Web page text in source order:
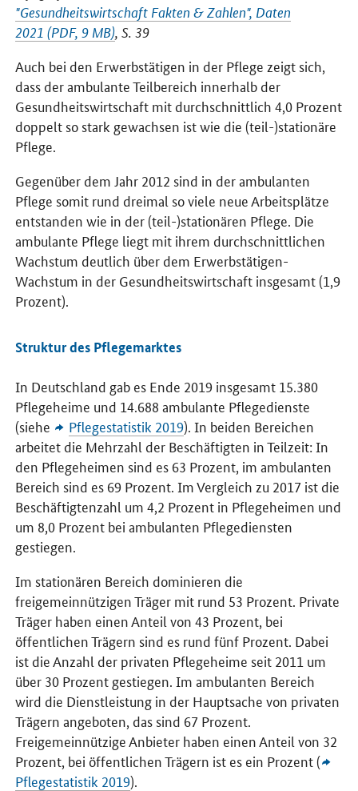
"Gesundheitswirtschaft Fakten & Zahlen", Daten
2021 (PDF, 9 MB) , S. 39
Auch bei den Erwerbstätigen in der Pflege zeigt sich,
dass der ambulante Teilbereich innerhalb der
Gesundheitswirtschaft mit durchschnittlich 4,0 Prozent
doppelt so stark gewachsen ist wie die (teil-)stationäre
Pflege.
Gegenüber dem Jahr 2012 sind in der ambulanten
Pflege somit rund dreimal so viele neue Arbeitsplätze
entstanden wie in der (teil-)stationären Pflege. Die
ambulante Pflege liegt mit ihrem durchschnittlichen
Wachstum deutlich über dem Erwerbstätigen-
Wachstum in der Gesundheitswirtschaft insgesamt (1,9
Prozent).
Struktur des Pflegemarktes
In Deutschland gab es Ende 2019 insgesamt 15.380
Pflegeheime und 14.688 ambulante Pflegedienste
(siehe
Pflegestatistik 2019). In beiden Bereichen
arbeitet die Mehrzahl der Beschäftigten in Teilzeit: In
den Pflegeheimen sind es 63 Prozent, im ambulanten
Bereich sind es 69 Prozent. Im Vergleich zu 2017 ist die
Beschäftigtenzahl um 4,2 Prozent in Pflegeheimen und
um 8,0 Prozent bei ambulanten Pflegediensten
gestiegen.
Im stationären Bereich dominieren die
freigemeinnützigen Träger mit rund 53 Prozent. Private
Träger haben einen Anteil von 43 Prozent, bei
öffentlichen Trägern sind es rund fünf Prozent. Dabei
ist die Anzahl der privaten Pflegeheime seit 2011 um
über 30 Prozent gestiegen. Im ambulanten Bereich
wird die Dienstleistung in der Hauptsache von privaten
Trägern angeboten, das sind 67 Prozent.
Freigemeinnützige Anbieter haben einen Anteil von 32
Prozent, bei öffentlichen Trägern ist es ein Prozent (
Pflegestatistik 2019).